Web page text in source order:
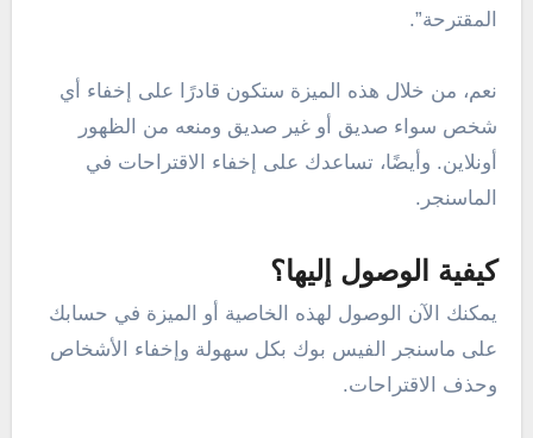
المقترحة”.
نعم، من خلال هذه الميزة ستكون قادرًا على إخفاء أي
شخص سواء صديق أو غير صديق ومنعه من الظهور
أونلاين. وأيضًا، تساعدك على إخفاء الاقتراحات في
الماسنجر.
كيفية الوصول إليها؟
يمكنك الآن الوصول لهذه الخاصية أو الميزة في حسابك
على ماسنجر الفيس بوك بكل سهولة وإخفاء الأشخاص
وحذف الاقتراحات.